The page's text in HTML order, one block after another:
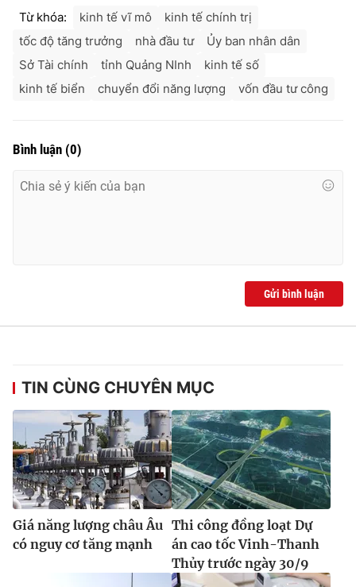
Từ khóa: kinh tế vĩ mô
kinh tế chính trị
tốc độ tăng trưởng
nhà đầu tư
Ủy ban nhân dân
Sở Tài chính
tỉnh Quảng NInh
kinh tế số
kinh tế biển
chuyển đổi năng lượng vốn đầu tư công
Bình luận (0)
Gửi bình luận
TIN CÙNG CHUYÊN MỤC
Giá năng lượng châu Âu
có nguy cơ tăng mạnh
Thi công đồng loạt Dự
án cao tốc Vinh-Thanh
Thủy trước ngày 30/9